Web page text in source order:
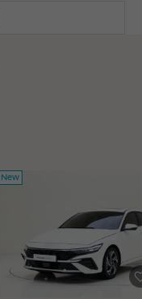
New